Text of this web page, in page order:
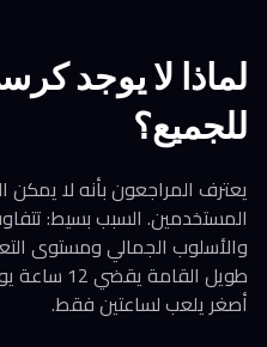
لماذا لا يوجد
للجميع؟
يعترف المراجعون بأنه لا
المستخدمين. السبب بسيط:
والأسلوب الجمالي ومستوى
طويل
أصغر يلعب لساعتين فقط.